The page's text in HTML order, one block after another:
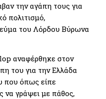
την αγάπη τους για
πολιτισμό,
του Λόρδου Βύρωνα
αναφέρθηκε στον
του για την Ελλάδα
που όπως είπε
να γράψει με πάθος,